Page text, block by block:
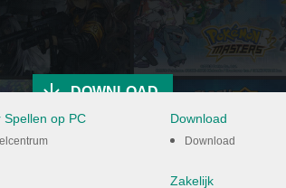
DOWNLOAD
Spellen op PC Download
Download
Zakelijk